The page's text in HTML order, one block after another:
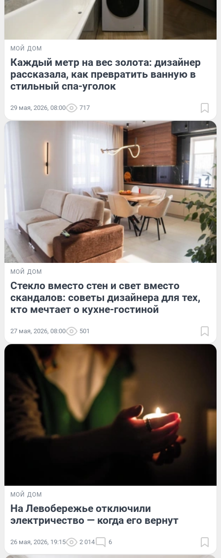
МОЙ ДОМ
Каждый метр на вес золота: дизайнер
рассказала, как превратить ванную в
стильный спа-уголок
29 мая, 2026, 08:00 717
МОЙ ДОМ
Стекло вместо стен и свет вместо
скандалов: советы дизайнера для тех,
кто мечтает о кухне-гостиной
27 мая, 2026, 08:00 501
МОЙ ДОМ
На Левобережье отключили
электричество — когда его вернут
26 мая, 2026, 19:15 2 014 6